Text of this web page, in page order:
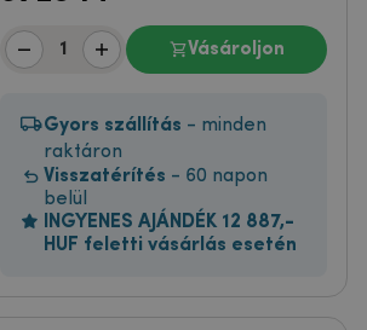
Vásároljon
Gyors szállítás - minden
raktáron
Visszatérítés - 60 napon
belül
INGYENES AJÁNDÉK 12 887,-
HUF feletti vásárlás esetén